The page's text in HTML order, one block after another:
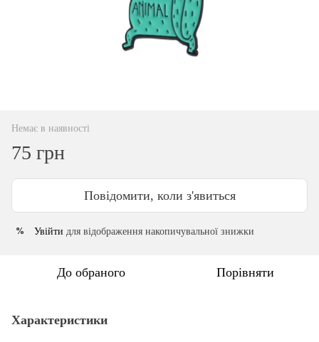
Немає в наявності
75 грн
Повідомити, коли з'явиться
% Увійти для відображення накопичувальної знижки
До обраного Порівняти
Характеристики